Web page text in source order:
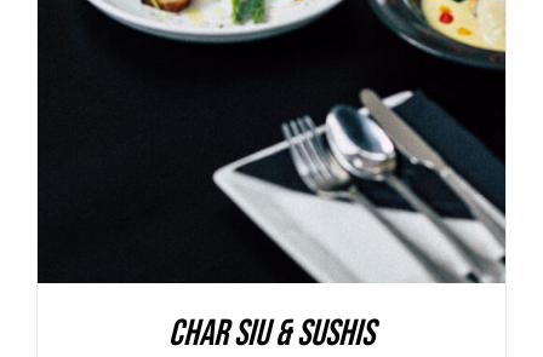
AGGIUNGI AL CARRELLO DETAILS
Char Siu & Sushis